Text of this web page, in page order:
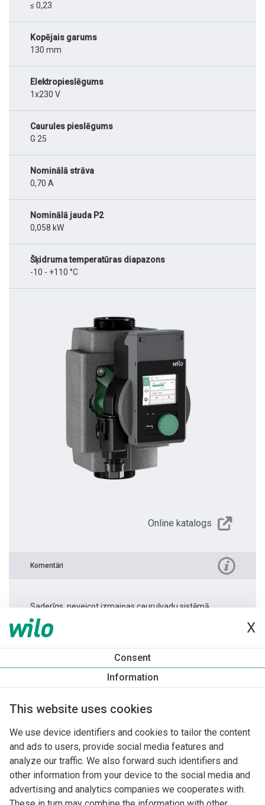
X
Consent
Information
This website uses cookies
We use device identifiers and cookies to tailor the content
and ads to users, provide social media features and
analyze our traffic. We also forward such identifiers and
other information from your device to the social media and
advertising and analytics companies we cooperates with.
≤ 0,23
Kopējais garums
130 mm
Elektropieslēgums
1x230 V
Caurules pieslēgums
G 25
Nominālā strāva
0,70 A
Nominālā jauda P2
0,058 kW
Šķidruma temperatūras diapazons
-10 - +110 °C
Online katalogs
Komentāri
Saderīgs, neveicot izmaiņas cauruļvadu sistēmā.
Produkta informācija
Stratos PICO 15/0,5-8 -130